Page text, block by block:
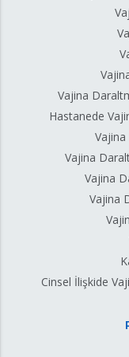
Vajina
Hastanede
Vajina
Vajina
Vajina
Cinsel İlişkide